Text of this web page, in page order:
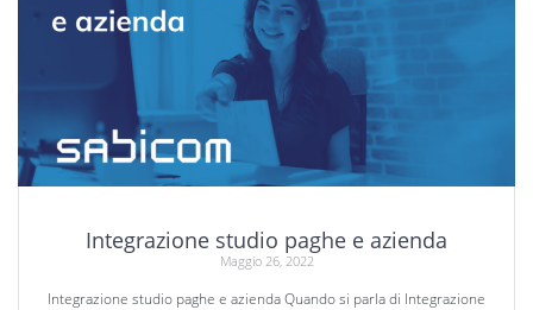
Integrazione studio paghe e azienda
Maggio 26, 2022
Integrazione studio paghe e azienda Quando si parla di Integrazione